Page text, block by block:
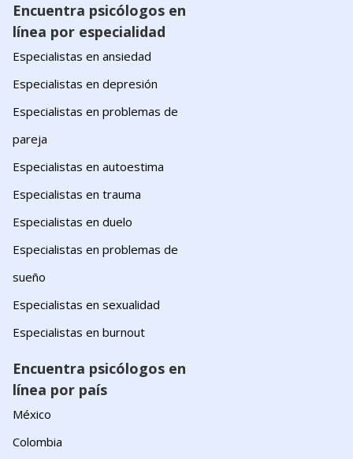
Encuentra psicólogos en
línea por especialidad
Especialistas en ansiedad
Especialistas en depresión
Especialistas en problemas de
pareja
Especialistas en autoestima
Especialistas en trauma
Especialistas en duelo
Especialistas en problemas de
sueño
Especialistas en sexualidad
Especialistas en burnout
Encuentra psicólogos en
línea por país
México
Colombia